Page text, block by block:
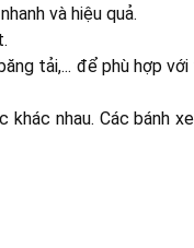
và hiệu quả.
tải,... để phù hợp
khác nhau. Các bánh